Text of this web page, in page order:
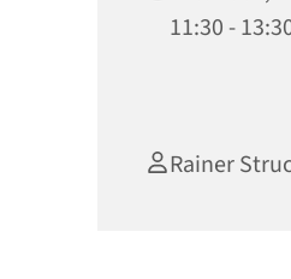
11:30 -
Rainer